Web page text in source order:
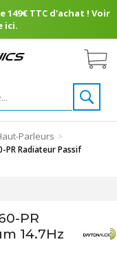
TTC d'achat ! Voir
ici.
Parleurs >
PR Radiateur Passif
PR
14.7Hz